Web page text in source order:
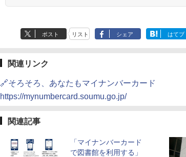
ポスト リスト シェア はてブ
関連リンク
🔗そろそろ、あなたもマイナンバーカード
https://mynumbercard.soumu.go.jp/
関連記事
「マイナンバーカード
で図書館を利用する」